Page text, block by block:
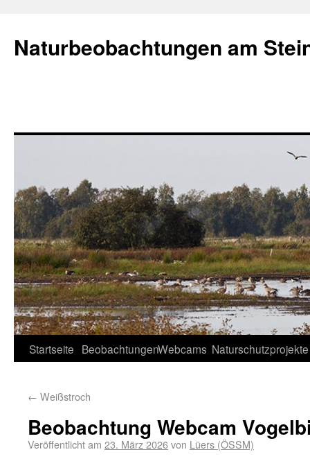
Naturbeobachtungen am
Startseite BeobachtungenWebcams Naturschutzprojekte
← Weißstroch
Beobachtung Webcam
Veröffentlicht am 23. März 2026von Lüers (ÖSSM)